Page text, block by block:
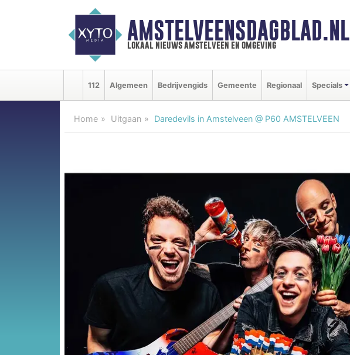
AMSTELVEENSDAGBLAD.NL
lokaal nieuws amstelveen en omgeving
112 Algemeen Bedrijvengids Gemeente Regionaal Specials
Home Uitgaan Daredevils in Amstelveen @ P60 AMSTELVEEN